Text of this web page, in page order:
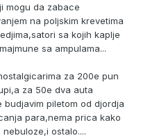
mogu da zabace
na poljskim krevetima
sa kojih kaplje
sa ampulama...
za 200e pun
za 50e dva auta
piletom od djordja
para,nema prica kako
ostalo....